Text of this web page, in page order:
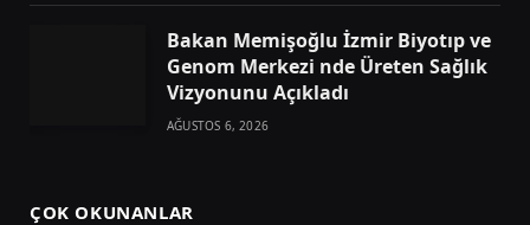
Bakan Memişoğlu İzmir Biyotıp ve
Genom Merkezi nde Üreten Sağlık
Vizyonunu Açıkladı
AĞUSTOS 6, 2026
ÇOK OKUNANLAR